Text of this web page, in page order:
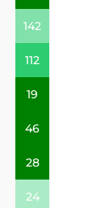
142
112
19
46
28
24